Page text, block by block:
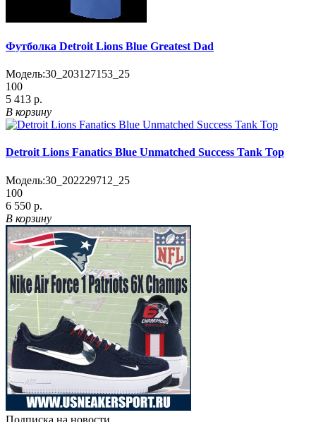
Футболка Detroit Lions Blue Greatest Dad
Модель:30_203127153_25
100
5 413 р.
В корзину
Detroit Lions Fanatics Blue Unmatched Success Tank Top
Модель:30_202229712_25
100
6 550 р.
В корзину
Подписка на новости